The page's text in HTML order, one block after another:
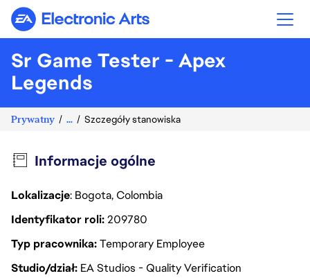
Electronic Arts
Sr Game Tester - Apex
Legends
Prywatny ... Szczegóły stanowiska
Informacje ogólne
Lokalizacje: Bogota, Colombia
Identyfikator roli209780
Typ pracownikaTemporary Employee
Studio/dział EA Studios - Quality Verification